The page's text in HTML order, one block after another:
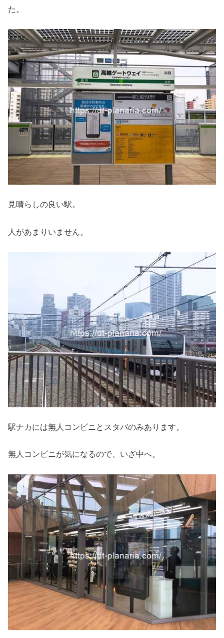
た。
見晴らしの良い駅。
人があまりいません。
駅ナカには無人コンビニとスタバのみあります。
無人コンビニが気になるので、いざ中へ。